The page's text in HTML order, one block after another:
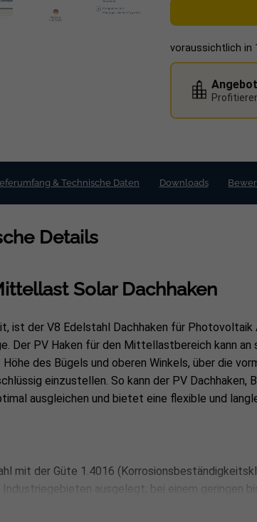
Gesamtmaße
Steglänge:
voraussichtlich in
& Technische Daten Downloads
Details
Solar Dachhaken
ist der V8 Edelstahl Dachhaken für
Der PV Haken für den Mittellastbereich kann an
des Bügels und oberen Winkels, über die
einzustellen. So kann der PV Dachhaken,
ausgleichen und bietet eine flexible und
mit der Güte 1.4016
ausgelegt; bei einem geringen